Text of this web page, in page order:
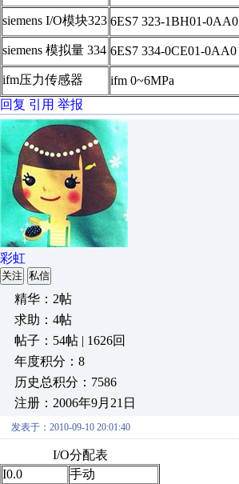
siemens I/O模块323 6ES7 323-1BH01-0AA0
siemens 模拟量 334 6ES7 334-0CE01-0AA0
ifm压力传感器 ifm 0~6MPa
回复 引用 举报
彩虹
关注 私信
精华：2帖
求助：4帖
帖子：54帖 | 1626回
年度积分：8
历史总积分：7586
注册：2006年9月21日
发表于：2010-09-10 20:01:40
I/O分配表
I0.0
手动